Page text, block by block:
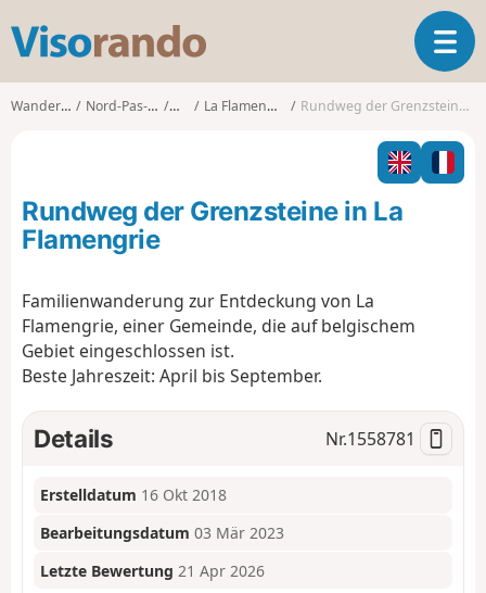
s
o
o
T
o
g
l
n
Wanderungen Nord-Pas-de-Calais NordLa Flamengrie (Nord) Rundweg der Grenzsteine in La Flamengrie
Rundweg der Grenzsteine in La
Flamengrie
Familienwanderung zur Entdeckung von La
Flamengrie, einer Gemeinde, die auf belgischem
Gebiet eingeschlossen ist.
Beste Jahreszeit: April bis September.
Details Nr.1558781
Erstelldatum 16 Okt 2018
Bearbeitungsdatum 03 Mär 2023
Letzte Bewertung 21 Apr 2026